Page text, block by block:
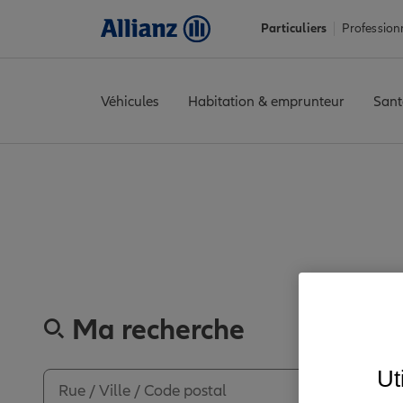
Particuliers
Véhicules Habitation & emprunteur
Découvrez les
Ma recherche